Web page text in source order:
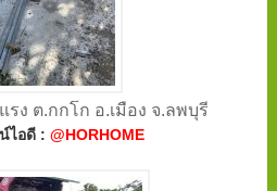
รง ต.กกโก อ.เมือง จ.ลพบุรี
ไอดี :@HORHOME